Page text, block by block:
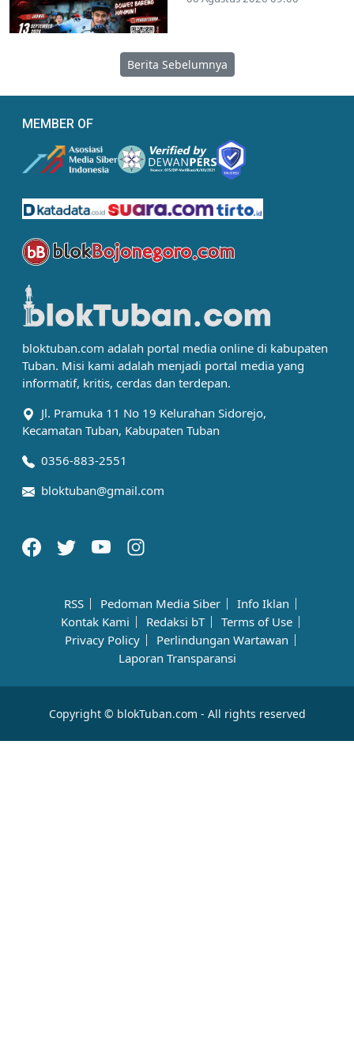
Berita Sebelumnya
MEMBER OF
bloktuban.com adalah portal media online di kabupaten
Tuban. Misi kami adalah menjadi portal media yang
informatif, kritis, cerdas dan terdepan.
Jl. Pramuka 11 No 19 Kelurahan Sidorejo,
Kecamatan Tuban, Kabupaten Tuban
0356-883-2551
bloktuban@gmail.com
RSS Pedoman Media Siber
Info Iklan
Kontak Kami
Redaksi bT
Terms of Use
Privacy Policy
Perlindungan Wartawan
Laporan Transparansi
Copyright © blokTuban.com - All rights reserved